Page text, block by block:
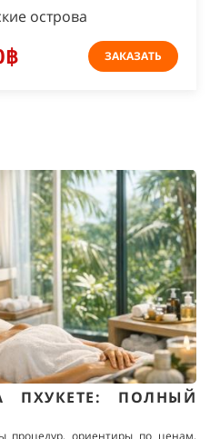
острова
฿ ЗАКАЗАТЬ
ПХУКЕТЕ: ПОЛНЫЙ